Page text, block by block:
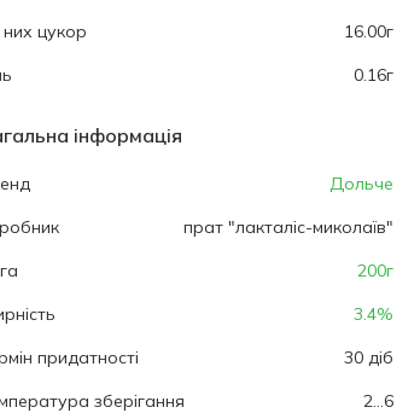
них цукор
16.00г
0.16г
інформація
Дольче
прат "лакталіс-миколаїв"
200г
3.4%
придатності
30 діб
зберігання
2...6